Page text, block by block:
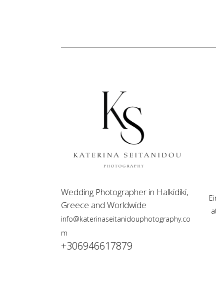
Wedding Photographer in Halkidiki,
Greece and Worldwide
info@katerinaseitanidouphotography.co
m
+306946617879